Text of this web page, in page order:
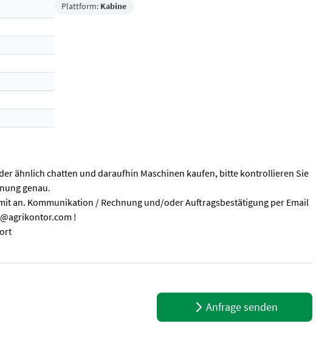
Plattform: Kabine
ähnlich chatten und daraufhin Maschinen kaufen, bitte kontrollieren Sie
genau.
an. Kommunikation / Rechnung und/oder Auftragsbestätigung per Email
!
ähnlich chatten und daraufhin Maschinen kaufen, bitte kontrollieren
Anfrage senden